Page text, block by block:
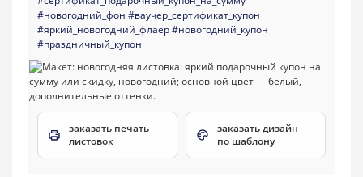
#новогодний_фон #ваучер_сертификат_купон
#яркий_новогодний_флаер#новогодний_купон
#праздничный_купон
заказать печать
листовок
заказать дизайн
по шаблону